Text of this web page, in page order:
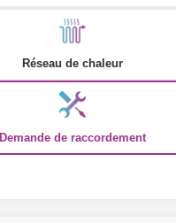
Réseau de chaleur
Demande de raccordement